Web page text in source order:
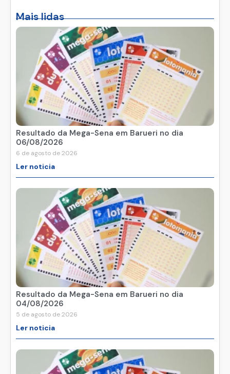
Mais lidas
Resultado da Mega-Sena em Barueri no dia
06/08/2026
6 de agosto de 2026
Ler noticia
Resultado da Mega-Sena em Barueri no dia
04/08/2026
5 de agosto de 2026
Ler noticia